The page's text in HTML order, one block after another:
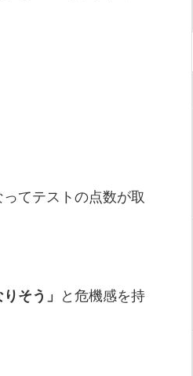
てテストの点数が取
そう」 と危機感を持